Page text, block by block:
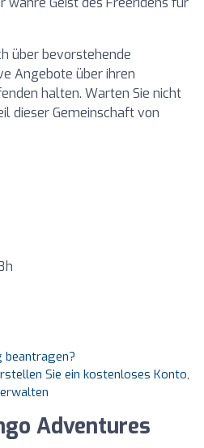
über bevorstehende
Angebote über ihren
halten. Warten Sie nicht
dieser Gemeinschaft von
beantragen?
Sie ein kostenloses Konto,
Adventures